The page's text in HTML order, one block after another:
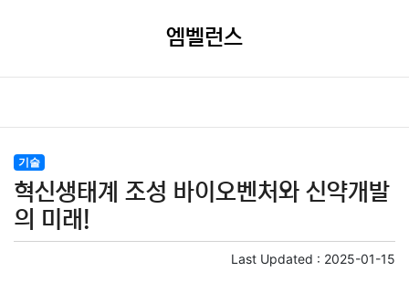
엠벨런스
기술
혁신생태계 조성 바이오벤처와 신약개발
의 미래!
Last Updated : 2025-01-15